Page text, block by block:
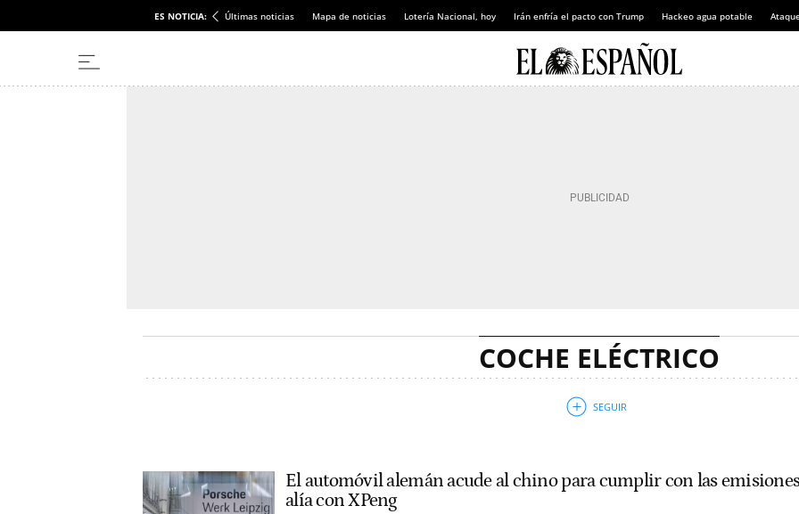
ES NOTICIA: Últimas noticias Mapa de noticias Lotería Nacional, hoy Irán enfría el pacto con Trump Hackeo agua potable
COCHE ELÉCTRICO
El automóvil alemán acude al chino para cumplir con las emisiones
alía con XPeng